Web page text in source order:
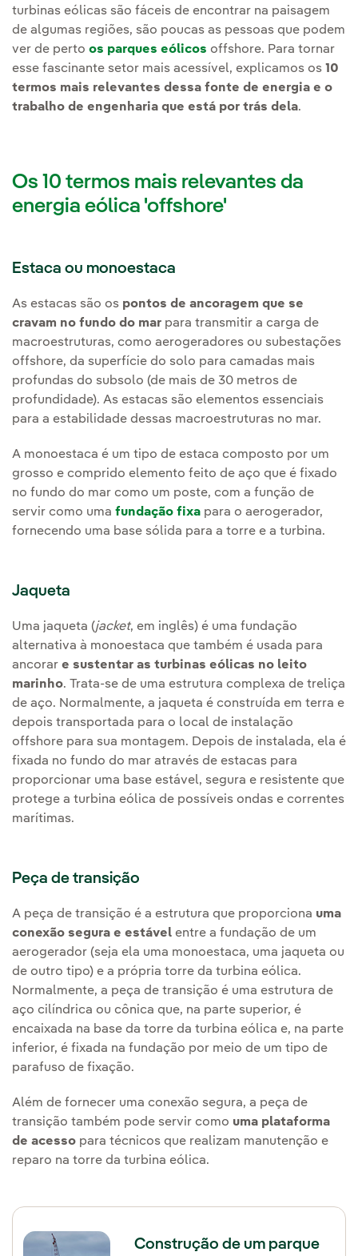
turbinas eólicas são fáceis de encontrar na paisagem
de algumas regiões, são poucas as pessoas que podem
ver de perto os parques eólicos offshore. Para tornar
esse fascinante setor mais acessível, explicamos os 10
termos mais relevantes dessa fonte de energia e o
trabalho de engenharia que está por trás dela.
Os 10 termos mais relevantes da
energia eólica 'offshore'
Estaca ou monoestaca
As estacas são os pontos de ancoragem que se
cravam no fundo do mar para transmitir a carga de
macroestruturas, como aerogeradores ou subestações
offshore, da superfície do solo para camadas mais
profundas do subsolo (de mais de 30 metros de
profundidade). As estacas são elementos essenciais
para a estabilidade dessas macroestruturas no mar.
A monoestaca é um tipo de estaca composto por um
grosso e comprido elemento feito de aço que é fixado
no fundo do mar como um poste, com a função de
servir como uma fundação fixa para o aerogerador,
fornecendo uma base sólida para a torre e a turbina.
Jaqueta
Uma jaqueta (jacket, em inglês) é uma fundação
alternativa à monoestaca que também é usada para
ancorar e sustentar as turbinas eólicas no leito
marinho. Trata-se de uma estrutura complexa de treliça
de aço. Normalmente, a jaqueta é construída em terra e
depois transportada para o local de instalação
offshore para sua montagem. Depois de instalada, ela é
fixada no fundo do mar através de estacas para
proporcionar uma base estável, segura e resistente que
protege a turbina eólica de possíveis ondas e correntes
marítimas.
Peça de transição
A peça de transição é a estrutura que proporciona uma
conexão segura e estável entre a fundação de um
aerogerador (seja ela uma monoestaca, uma jaqueta ou
de outro tipo) e a própria torre da turbina eólica.
Normalmente, a peça de transição é uma estrutura de
aço cilíndrica ou cônica que, na parte superior, é
encaixada na base da torre da turbina eólica e, na parte
inferior, é fixada na fundação por meio de um tipo de
parafuso de fixação.
Além de fornecer uma conexão segura, a peça de
transição também pode servir como uma plataforma
de acesso para técnicos que realizam manutenção e
reparo na torre da turbina eólica.
Construção de um parque